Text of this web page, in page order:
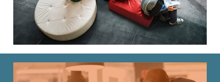
100% de nos étudiants promotion 2022-2023
obtenu leur Titreet poursuivent
désormais leur parcours avec notre formation